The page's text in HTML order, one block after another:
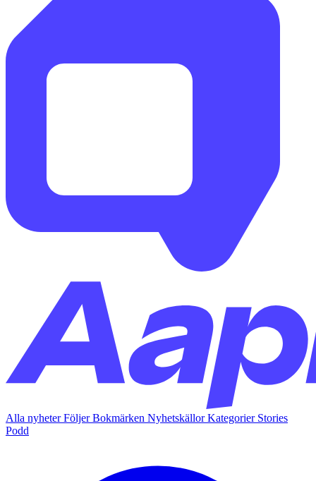
Alla nyheterFöljerBokmärken NyhetskällorKategorier Stories
Podd